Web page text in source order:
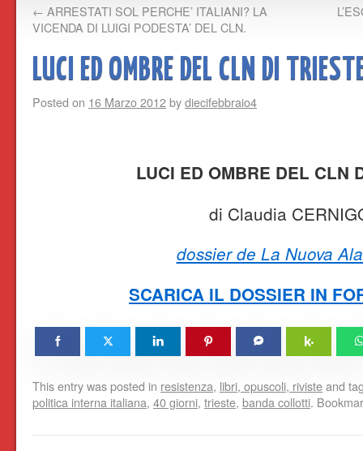
← ARRESTATI SOL PERCHE’ ITALIANI? LA
VICENDA DI LUIGI PODESTA’ DEL CLN.
LUCI ED OMBRE DEL CLN DI
Posted on 16 Marzo 2012bydiecifebbraio4
LUCI ED OMBRE DEL CLN
di Claudia
dossier de La Nuova
SCARICA IL DOSSIER IN
This entry was posted in resistenza, libri, opuscoli, rivisteand
politica interna italiana, 40 giorni, trieste, banda collotti.